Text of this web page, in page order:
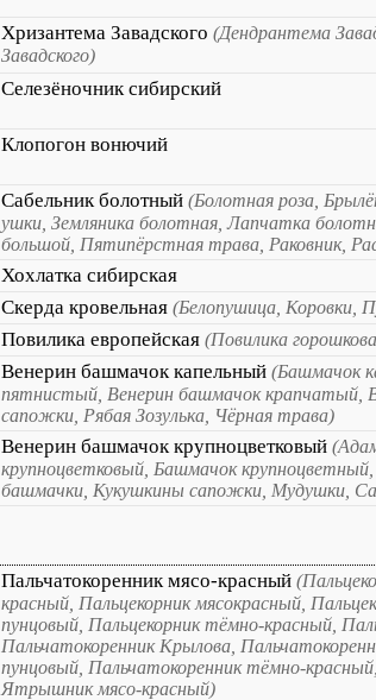
Хризантема Завадского (Дендрантема
Завадского)
Селезёночник сибирский
Клопогон вонючий
Сабельник болотный (Болотная роза,
ушки, Земляника болотная, Лапчатка
большой, Пятипёрстная трава, Раковник,
Хохлатка сибирская
Скерда кровельная (Белопушица, Коровки,
Повилика европейская (Повилика
Венерин башмачок капельный (Башмачок
пятнистый, Венерин башмачок крапчатый,
сапожки, Рябая Зозулька, Чёрная трава)
Венерин башмачок крупноцветковый
крупноцветковый, Башмачок
башмачки, Кукушкины сапожки, Мудушки,
Пальчатокоренник мясо-красный
красный, Пальцекорник мясокрасный,
пунцовый, Пальцекорник тёмно-красный,
Пальчатокоренник Крылова,
пунцовый, Пальчатокоренник тёмно-
Ятрышник мясо-красный)